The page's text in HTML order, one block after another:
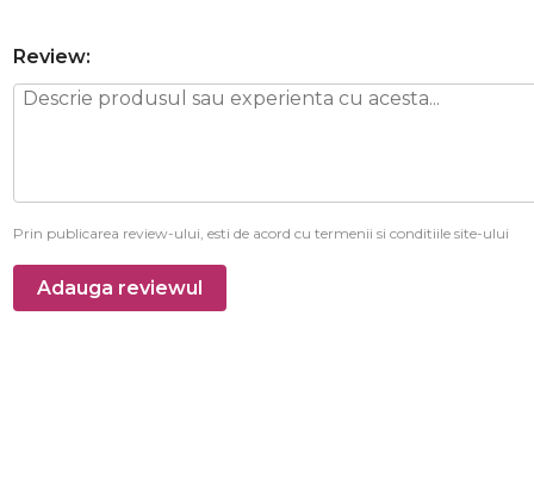
Review:
Prin publicarea review-ului, esti de acord cu termenii si conditiile site-ului
Adauga reviewul